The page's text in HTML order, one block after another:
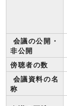
会議の公開・
非公開
傍聴者の数
会議資料の名
称